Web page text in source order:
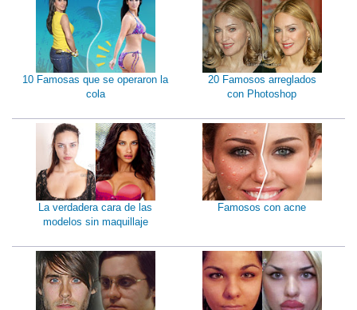
10 Famosas que se operaron la
cola
20 Famosos arreglados
con Photoshop
La verdadera cara de las
modelos sin maquillaje
Famosos con acne